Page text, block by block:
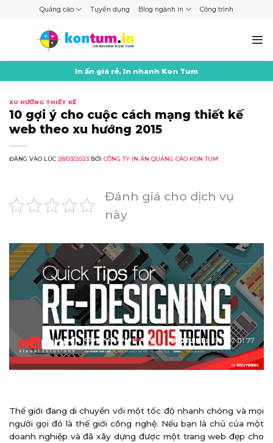
Quảng cáo Tuyển dụng Blog ngành in Công trình
In ấn giá rẻ, In nhanh Kon Tum
XU HƯỚNG THIẾT KẾ
10 gợi ý cho cuộc cách mạng thiết kế
web theo xu hướng 2015
ĐĂNG VÀO LÚC 28/03/2023 BỞI CÔNG TY IN ẤN QUẢNG CÁO KON TUM
Đánh giá cho dịch vụ
này
Thế giới đang di chuyển với một tốc độ nhanh chóng và mọi
người gọi đó là thế giới công nghệ. Nếu bạn là chủ của một
doanh nghiệp và đã xây dựng được một trang web đẹp cho